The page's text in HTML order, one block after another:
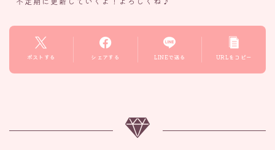
ポストする シェアする LINEで送る URLをコピー